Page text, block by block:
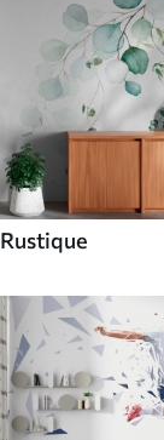
Rustique